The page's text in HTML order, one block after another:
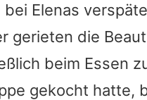
bei Elenas
gerieten die
beim Essen
gekocht hatte,